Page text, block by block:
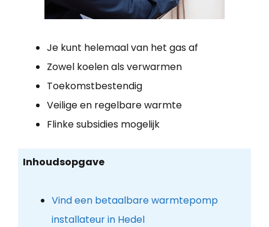
Je kunt helemaal van het gas af
Zowel koelen als verwarmen
Toekomstbestendig
Veilige en regelbare warmte
Flinke subsidies mogelijk
Inhoudsopgave
Vind een betaalbare warmtepomp
installateur in Hedel